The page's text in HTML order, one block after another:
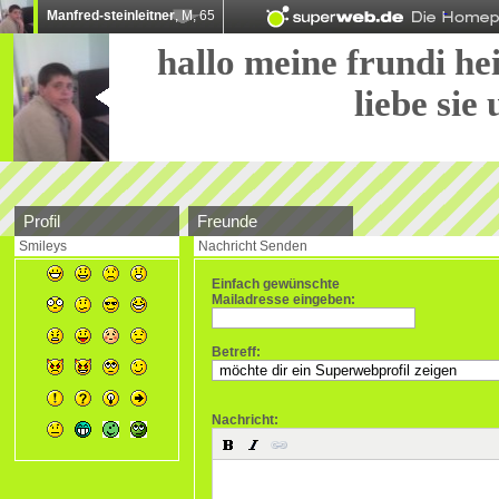
Manfred-steinleitner, M, 65
hallo meine frundi
liebe sie
Profil Freunde
Smileys Nachricht Senden
Einfach gewünschte
Mailadresse eingeben:
Betreff:
Nachricht: